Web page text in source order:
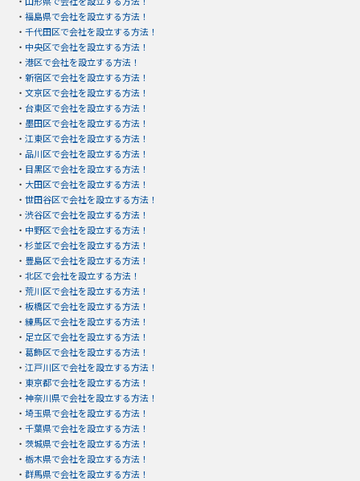
・ 福島県で会社を設立する方法！
・ 千代田区で会社を設立する方法！
・ 中央区で会社を設立する方法！
・ 港区で会社を設立する方法！
・ 新宿区で会社を設立する方法！
・ 文京区で会社を設立する方法！
・ 台東区で会社を設立する方法！
・ 墨田区で会社を設立する方法！
・ 江東区で会社を設立する方法！
・ 品川区で会社を設立する方法！
・ 目黒区で会社を設立する方法！
・ 大田区で会社を設立する方法！
・ 世田谷区で会社を設立する方法！
・ 渋谷区で会社を設立する方法！
・ 中野区で会社を設立する方法！
・ 杉並区で会社を設立する方法！
・ 豊島区で会社を設立する方法！
・ 北区で会社を設立する方法！
・ 荒川区で会社を設立する方法！
・ 板橋区で会社を設立する方法！
・ 練馬区で会社を設立する方法！
・ 足立区で会社を設立する方法！
・ 葛飾区で会社を設立する方法！
・ 江戸川区で会社を設立する方法！
・ 東京都で会社を設立する方法！
・ 神奈川県で会社を設立する方法！
・ 埼玉県で会社を設立する方法！
・ 千葉県で会社を設立する方法！
・ 茨城県で会社を設立する方法！
・ 栃木県で会社を設立する方法！
・ 群馬県で会社を設立する方法！